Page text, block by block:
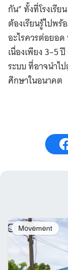
กัน” ทั้งที่โรงเรี
ต้องเรียนรู้ไปพร้
อะไรควรต่อยอด
เนื่องเพียง 3–5
ระบบ ที่อาจนำไ
ศึกษาในอนาคต
Movement